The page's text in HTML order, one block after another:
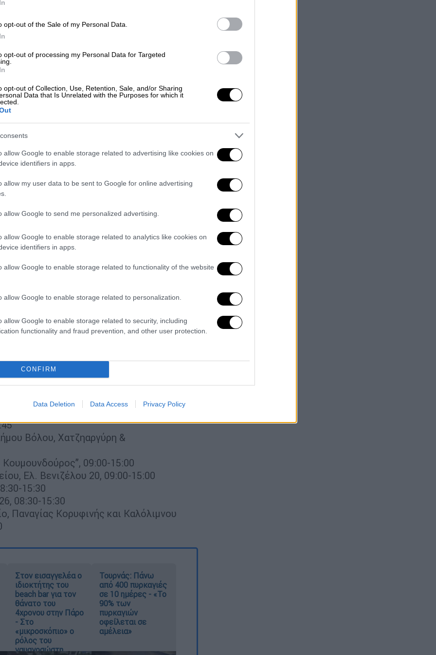
opt-out of the Sale of my Personal Data.
opt-out of processing my Personal Data for Targeted
opt-out of Collection, Use, Retention, Sale, and/or Sharing
Data that Is Unrelated with the Purposes for which it
allow Google to enable storage related to advertising like cookies on
identifiers in apps.
allow my user data to be sent to Google for online advertising
allow Google to send me personalized advertising.
allow Google to enable storage related to analytics like cookies on
identifiers in apps.
allow Google to enable storage related to functionality of the website
allow Google to enable storage related to personalization.
allow Google to enable storage related to security, including
functionality and fraud prevention, and other user protection.
CONFIRM
Data Deletion Data Access Privacy Policy
- Oι περιοχές
55 – Δημαρχείο, 09:30-15:00
Ν. Σμύρνης, 09:30-15:00
Στρατού με Αγγελάκη), 08:30-16:30
09:00-14:00
09:00-15:00
09:00-14:30
Τρίπολη, 08:30-14:00
07:30-14:30
Επιμελητήριο, 08:15-20:15
14:30
Πινδάρου 112, 08:30-15:00
Καραγιαννοπούλου 1, 08:30-15:00
Λεωφόρος
πλατεία Σάκη Καράγιωργα, 09:00-15:00
15:00
7ης ΥΠΕ, 09:00-15:00
Κέντρο Πάνθεον, 09:00-15:00
15:00
09:00 – 14:00
(Παυσίλυπο), Μυρμιδόνων 2, 08:00-
5, 09:00-14:30
Δαμασκηνού 57, πλησίον
Βόλου, Χατζηαργύρη &
09:00-15:00
Ελ. Βενιζέλου 20, 09:00-15:00
15:30
08:30-15:30
Παναγίας Κορυφινής και Καλόλιμνου
Στον εισαγγελέα ο
ιδιοκτήτης του
beach bar για τον
θάνατο του
4χρονου στην Πάρο
- Στο
«μικροσκόπιο» ο
ρόλος του
ναυαγοσώστη
Τουρνάς: Πάνω
από 400 πυρκαγιές
σε 10 ημέρες - «Το
90% των
πυρκαγιών
οφείλεται σε
αμέλεια»